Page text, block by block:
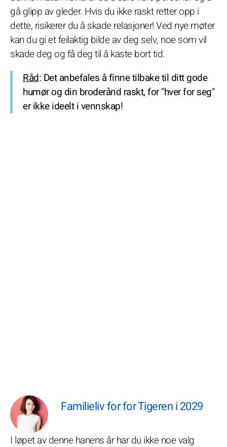
gå glipp av gleder. Hvis du ikke raskt retter opp i
dette, risikerer du å skade relasjoner! Ved nye møter
kan du gi et feilaktig bilde av deg selv, noe som vil
skade deg og få deg til å kaste bort tid.
Råd: Det anbefales å finne tilbake til ditt gode
humør og din broderånd raskt, for "hver for seg"
er ikke ideelt i vennskap!
Familieliv for for Tigeren i 2029
I løpet av denne hanens år har du ikke noe valg